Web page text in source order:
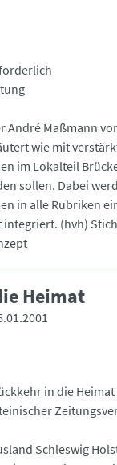
André Maßmann
wie mit
im Lokalteil
sollen. Dabei
in alle Rubriken
Stichworte: Ausländer,
Heimat
in die Heimat
Schleswig